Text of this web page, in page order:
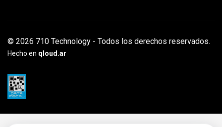
© 2026 710 Technology - Todos los derechos reservados.
Hecho en qloud.ar